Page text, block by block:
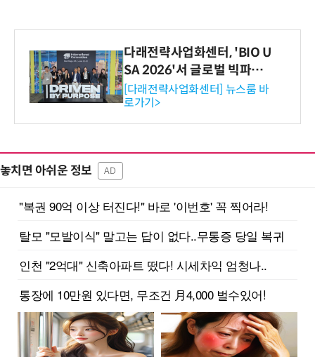
다래전략사업화센터, 'BIO U
SA 2026'서 글로벌 빅파마
와의 비즈니스 미팅 지원…K
-바이오 해외 진출 교두보 확
보
[다래전략사업화센터] 뉴스룸 바
로가기>
놓치면 아쉬운 정보 AD